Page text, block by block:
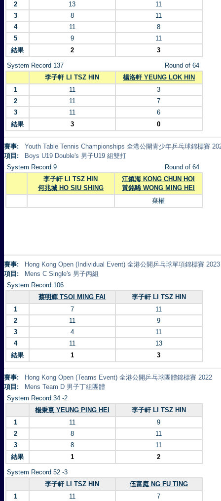
2
13
11
3
8
11
4
11
8
5
9
11
結果
2 3
System Record 137
Round of 64
李子軒 LI TSZ HIN
楊洛軒 YEUNG LOK HIN
1
11
3
2
11
7
3
11
6
結果
3 0
賽事:
Youth Table Tennis Championships 全港公開青少年乒乓球錦標賽
項目:
Boys U19 Double's 男子U19 組雙打
System Record 9
Round of 64
李子軒 LI TSZ HIN
何兆城 HO SIU SHING
江鎮海 KONG CHUN HOI
黃銘晞 WONG MING HEI
棄權
賽事:
Hong Kong Open (Individual Event) 全港公開乒乓球單項錦標賽 2023
項目:
Mens C Single's 男子丙組
System Record 106
蔡明輝 TSOI MING FAI
李子軒 LI TSZ HIN
1
7
11
2
11
9
3
4
11
4
11
13
結果
1 3
賽事:
Hong Kong Open (Teams Event) 全港公開乒乓球團體錦標賽 2022
項目:
Mens Team D 男子丁組團體
System Record 34 -2
楊秉熹 YEUNG PING HEI
李子軒 LI TSZ HIN
1
11
9
2
8
11
3
8
11
結果
1 2
System Record 52 -3
李子軒 LI TSZ HIN
伍富庭 NG FU TING
1
11
7